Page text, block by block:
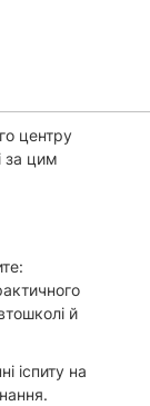
центру
за цим
й
іспиту на